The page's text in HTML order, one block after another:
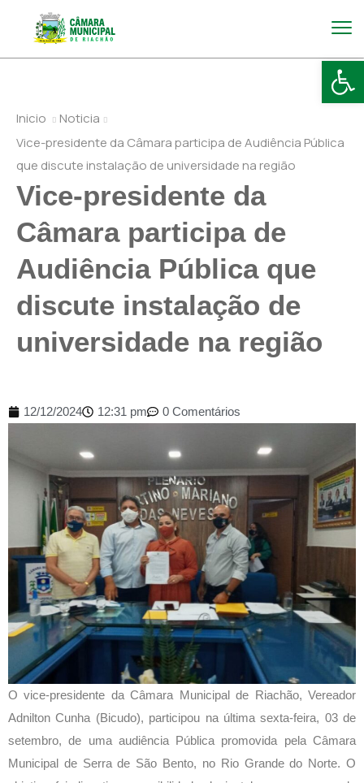
Inicio
Noticia
Vice-presidente da Câmara participa de Audiência Pública
que discute instalação de universidade na região
Vice-presidente da
Câmara participa de
Audiência Pública que
discute instalação de
universidade na região
12/12/2024 12:31 pm 0 Comentários
O vice-presidente da Câmara Municipal de Riachão, Vereador
Adnilton Cunha (Bicudo), participou na última sexta-feira, 03 de
setembro, de uma audiência Pública promovida pela Câmara
Municipal de Serra de São Bento, no Rio Grande do Norte. O